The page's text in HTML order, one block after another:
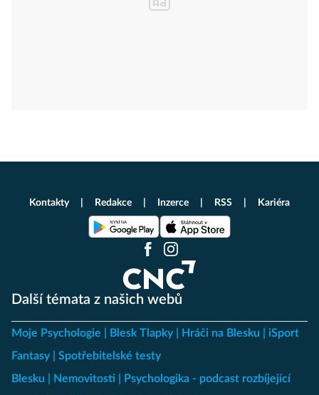
Další témata z našich webů
Moje Psychologie Blesk Tlapky Hráči na Blesku
iSport
Fantasy
Spotřebitelské testy
Blesku
Nemovitosti
Psychologika - podcast rozbíjející
Kontakty Redakce Inzerce RSS Kariéra